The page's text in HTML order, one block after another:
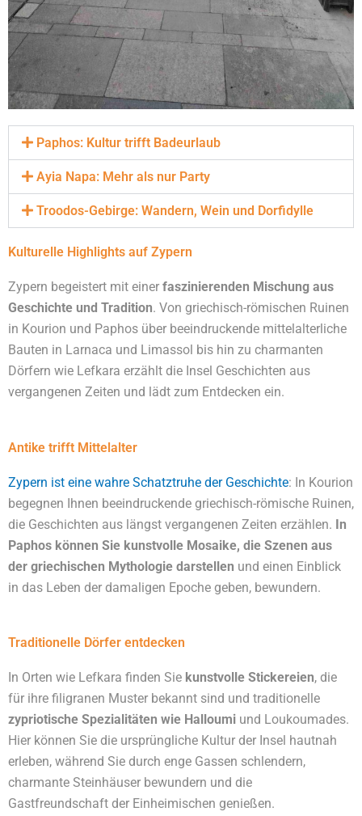
Paphos: Kultur trifft Badeurlaub
Ayia Napa: Mehr als nur Party
Troodos-Gebirge: Wandern, Wein und Dorfidylle
Kulturelle Highlights auf Zypern
Zypern begeistert mit einer faszinierenden Mischung aus
Geschichte und Tradition. Von griechisch-römischen Ruinen
in Kourion und Paphos über beeindruckende mittelalterliche
Bauten in Larnaca und Limassol bis hin zu charmanten
Dörfern wie Lefkara erzählt die Insel Geschichten aus
vergangenen Zeiten und lädt zum Entdecken ein.
Antike trifft Mittelalter
Zypern ist eine wahre Schatztruhe der Geschichte: In Kourion
begegnen Ihnen beeindruckende griechisch-römische Ruinen,
die Geschichten aus längst vergangenen Zeiten erzählen. In
Paphos können Sie kunstvolle Mosaike, die Szenen aus
der griechischen Mythologie darstellen und einen Einblick
in das Leben der damaligen Epoche geben, bewundern.
Traditionelle Dörfer entdecken
In Orten wie Lefkara finden Sie kunstvolle Stickereien, die
für ihre filigranen Muster bekannt sind und traditionelle
zypriotische Spezialitäten wie Halloumi und Loukoumades.
Hier können Sie die ursprüngliche Kultur der Insel hautnah
erleben, während Sie durch enge Gassen schlendern,
charmante Steinhäuser bewundern und die
Gastfreundschaft der Einheimischen genießen.